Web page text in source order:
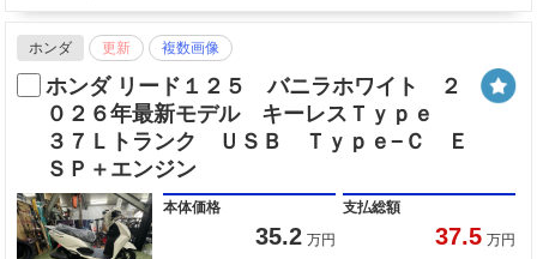
ホンダ 更新 複数画像
ホンダ リード１２５ バニラホワイト ２
０２６年最新モデル キーレスＴｙｐｅ
３７Ｌトランク ＵＳＢ Ｔｙｐｅ−Ｃ Ｅ
ＳＰ＋エンジン
本体価格
35.2 万円
支払総額
37.5 万円